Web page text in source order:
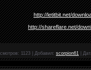
http://letitbit.net/
http://shareflare.net/
1123 Добавил: scorpion61